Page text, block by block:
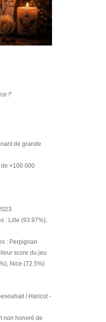
!"
de grande
+100 000
: Lille (93.97%),
: Perpignan
score du jeu
Nice (72.5%)
/ Haricot -
non honoré de